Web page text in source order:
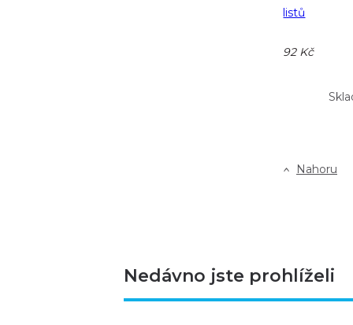
listů
92 Kč
Nahoru
Nedávno jste prohlíželi